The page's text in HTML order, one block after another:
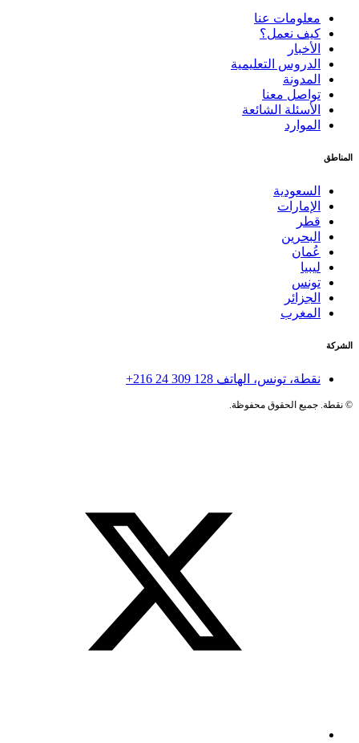
معلومات عنا
كيف نعمل؟
الأخبار
الدروس التعليمية
المدونة
تواصل معنا
الأسئلة الشائعة
الموارد
المناطق
السعودية
الإمارات
قطر
البحرين
عُمان
ليبيا
تونس
الجزائر
المغرب
الشركة
نقطة، تونس، الهاتف +216 24 309 128
©نقطة. جميع الحقوق محفوظة.